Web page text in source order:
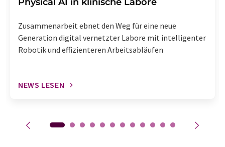
Zusammenarbeit ebnet den Weg für eine neue
Generation digital vernetzter Labore mit intelligenter
Robotik und effizienteren Arbeitsabläufen
NEWS LESEN